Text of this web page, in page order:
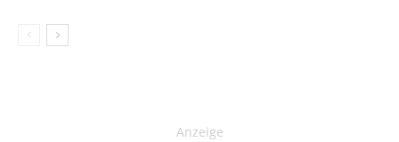
Anzeige